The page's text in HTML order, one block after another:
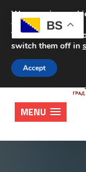
MENU
BS
We are using
website.
You can find out
switch them off in
Accept